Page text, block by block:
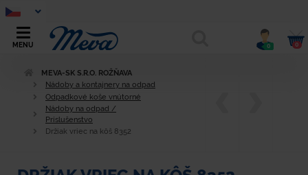
MENU 0 0
MEVA-SK S.R.O. ROŽŇAVA
Nádoby a kontajnery na odpad
Odpadkové koše vnútorné
Nádoby na odpad /
Príslušenstvo
Držiak vriec na kôš 8352